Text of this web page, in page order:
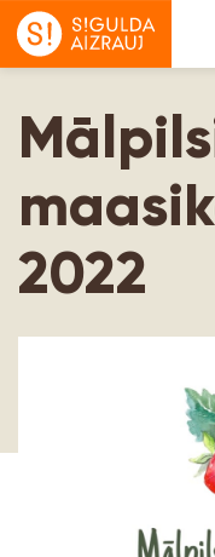
2022